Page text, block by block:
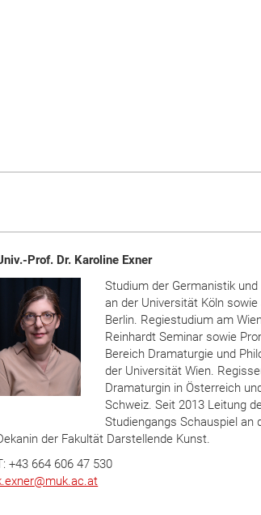
Prof. Dr. Karoline Exner
Studium der Germanistik und
an der Universität Köln sowie
Berlin. Regiestudium am
Reinhardt Seminar sowie
Bereich Dramaturgie und
der Universität Wien.
Dramaturgin in Österreich
Schweiz. Seit 2013 Leitung
Studiengangs Schauspiel an
der Fakultät Darstellende Kunst.
+43 664 606 47 530
@muk.ac.at